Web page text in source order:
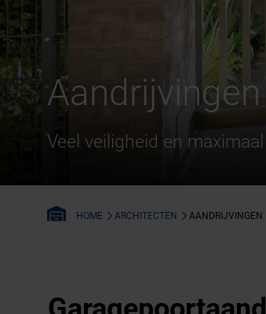
Aandrijvingen
Veel veiligheid en
HOME ARCHITECTEN AANDRIJVINGEN